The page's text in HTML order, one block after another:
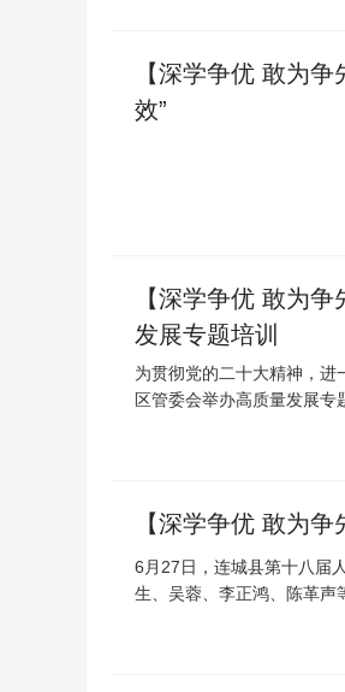
【深学争优 敢为
效”
【深学争优 敢为
发展专题培训
为贯彻党的二十大精神，进
区管委会举办高质量发展专
【深学争优 敢为
6月27日，连城县第十八届
生、吴蓉、李正鸿、陈革声